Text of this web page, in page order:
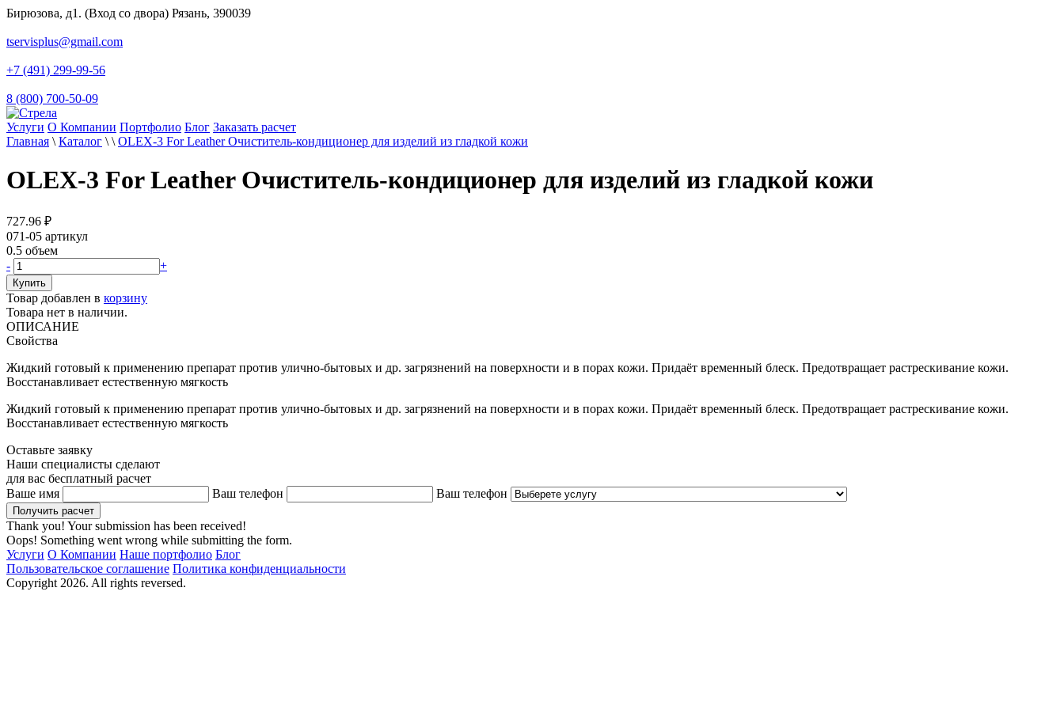
Бирюзова, д1. (Вход со двора) Рязань, 390039
tservisplus@gmail.com
+7 (491) 299-99-56
8 (800) 700-50-09
Услуги О Компании Портфолио Блог Заказать расчет
Главная \ Каталог \ \ OLEX-3 For Leather Очиститель-кондиционер для изделий из гладкой кожи
OLEX-3 For Leather Очиститель-кондиционер для изделий из гладкой кожи
727.96 ₽
071-05 артикул
0.5 объем
-
+
Товар добавлен в корзину
Товара нет в наличии.
ОПИСАНИЕ
Свойства
Жидкий готовый к применению препарат против улично-бытовых и др. загрязнений на поверхности и в порах кожи. Придаёт временный блеск. Предотвращает растрескивание кожи.
Восстанавливает естественную мягкость
Жидкий готовый к применению препарат против улично-бытовых и др. загрязнений на поверхности и в порах кожи. Придаёт временный блеск. Предотвращает растрескивание кожи.
Восстанавливает естественную мягкость
Оставьте заявку
Наши специалисты сделают
для вас бесплатный расчет
Ваше имя
Ваш телефон Ваш телефон
Thank you! Your submission has been received!
Oops! Something went wrong while submitting the form.
Услуги О Компании Наше портфолио Блог
Пользовательское соглашение Политика конфиденциальности
Copyright 2026. All rights reversed.